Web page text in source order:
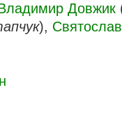
Довжик
), Святослав